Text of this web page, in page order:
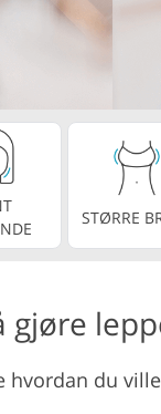
AI-
STØRRE
gjøre
du